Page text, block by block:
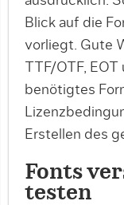
Blick auf die
vorliegt. Gute
TTF/OTF,
benötigtes
Erstellen des
Fonts
testen